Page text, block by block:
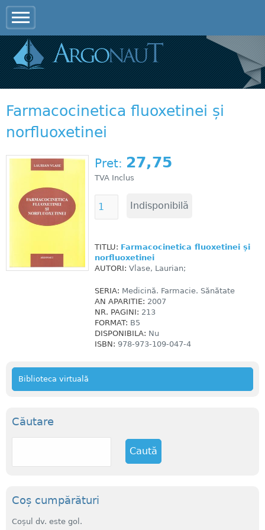
Farmacocinetica fluoxetinei și
norfluoxetinei
Pret: 27,75
TVA Inclus
TITLU: Farmacocinetica fluoxetinei și
norfluoxetinei
AUTORI: Vlase, Laurian;
SERIA: Medicină. Farmacie. Sănătate
AN APARITIE: 2007
NR. PAGINI: 213
FORMAT: B5
DISPONIBILA: Nu
ISBN: 978-973-109-047-4
Biblioteca virtuală
Căutare
C
Coș cumpărături
Coșul dv. este gol.